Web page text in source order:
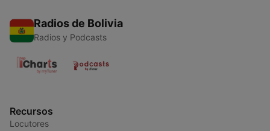
Radios de Bolivia
Radios y Podcasts
Recursos
Locutores